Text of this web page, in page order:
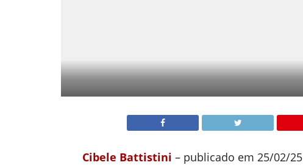
Cibele Battistini – publicado em 25/02/25